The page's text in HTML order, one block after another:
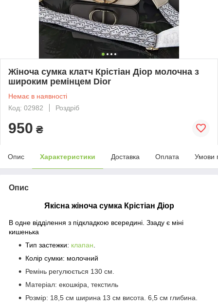
Жіноча сумка клатч Крістіан Діор молочна з
широким ремінцем Dior
Немає в наявності
Код: 02982
Роздріб
950 ₴
Опис Характеристики Доставка Оплата Умови
Опис
Якісна жіноча сумка Крістіан Діор
В одне відділення з підкладкою всередині. Ззаду є міні
кишенька
Тип застежки: клапан.
Колір сумки: молочний
Ремінь регулюється 130 см.
Матеріал: екошкіра, текстиль
Розмір: 18,5 см ширина 13 см висота. 6,5 см глибина.